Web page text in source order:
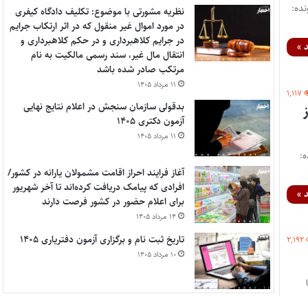
7/1404/292 شماره پرونده:
»
۱,۱۱۷
پرونده:
»
۲,۱۹۲
نظریه مشورتی با موضوع: تکلیف دادگاه کیفری
در مورد اموال غیر منقول که در اثر ارتکاب جرایم
در جرایم کلاهبرداری و در حکم کلاهبرداری و
انتقال مال غیر، سند رسمی مالکیت به نام
مرتکب صادر شده باشد
۱۱ مرداد ۱۴۰۵
بدقولی سازمان سنجش در اعلام نتایج نهایی
آزمون دکتری ۱۴۰۵
۱۱ مرداد ۱۴۰۵
آغاز فرایند احراز اقامت مشمولان یارانه در کشور/
افرادی که پیامک دریافت کرده‌اند تا آخر شهریور
برای اعلام حضور در کشور فرصت دارند
۱۴ مرداد ۱۴۰۵
تاریخ ثبت نام و برگزاری آزمون دفتریاری ۱۴۰۵
۱۰ مرداد ۱۴۰۵